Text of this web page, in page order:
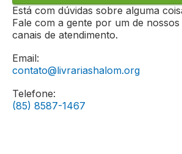
Está com dúvidas sobre alguma
Fale com a gente por um de nossos
canais de atendimento.
Email:
contato@livrariashalom.org
Telefone:
(85) 8587-1467